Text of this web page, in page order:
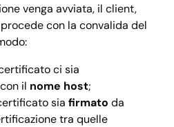
venga avviata, il client,
con la convalida del
ci sia
il nome host;
sia firmato da
tra quelle